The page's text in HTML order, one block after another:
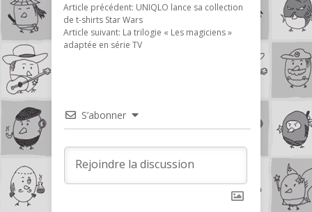
Article précédent: UNIQLO lance sa collection
de t-shirts Star Wars
Article suivant: La trilogie « Les magiciens »
adaptée en série TV
S’abonner